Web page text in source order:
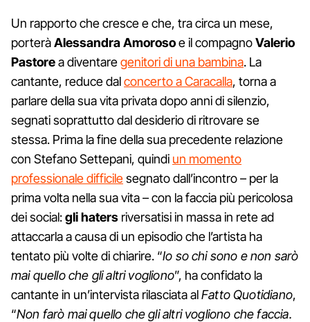
Un rapporto che cresce e che, tra circa un mese,
porteràAlessandra Amorosoe il compagnoValerio
Pastorea diventaregenitori di una bambina. La
cantante, reduce dalconcerto a Caracalla, torna a
parlare della sua vita privata dopo anni di silenzio,
segnati soprattutto dal desiderio di ritrovare se
stessa. Prima la fine della sua precedente relazione
con Stefano Settepani, quindi un momento
professionale difficilesegnato dall’incontro – per la
prima volta nella sua vita – con la faccia più pericolosa
dei social:gli haters riversatisi in massa in rete ad
attaccarla a causa di un episodio che l’artista ha
tentato più volte di chiarire. “Io so chi sono e non sarò
mai quello che gli altri vogliono”, ha confidato la
cantante in un’intervista rilasciata alFatto Quotidiano,
“Non farò mai quello che gli altri vogliono che faccia.